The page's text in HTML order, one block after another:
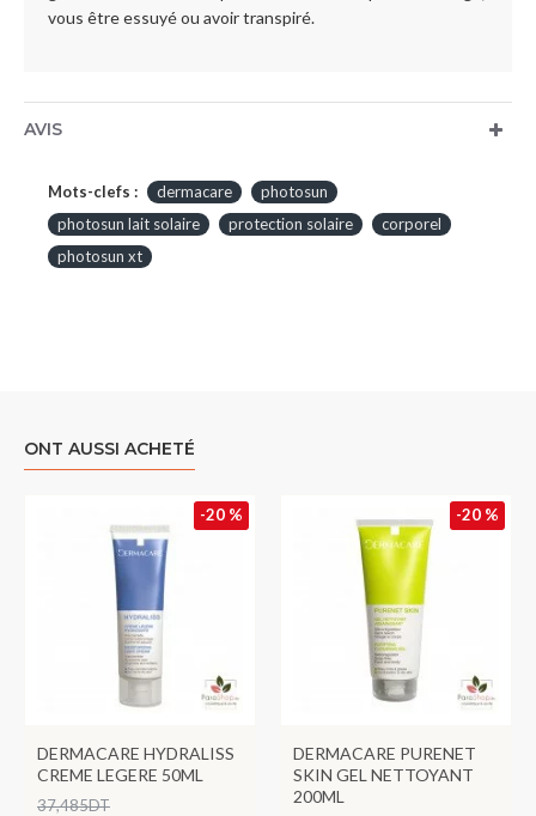
vous être essuyé ou avoir transpiré.
AVIS
Mots-clefs : dermacare
photosun
photosun lait solaire
protection solaire
corporel
photosun xt
ONT AUSSI ACHETÉ
-20 %
DERMACARE HYDRALISS
CREME LEGERE 50ML
37,485DT
-20 %
DERMACARE PURENET
SKIN GEL NETTOYANT
200ML